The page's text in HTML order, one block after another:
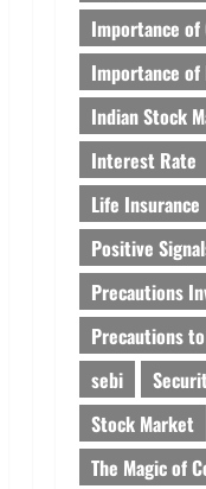
Importance
Importance of
Indian Stock
Interest Rate
Life Insurance
Positive
Precautions
Precautions
sebi
Stock Market
The Magic of